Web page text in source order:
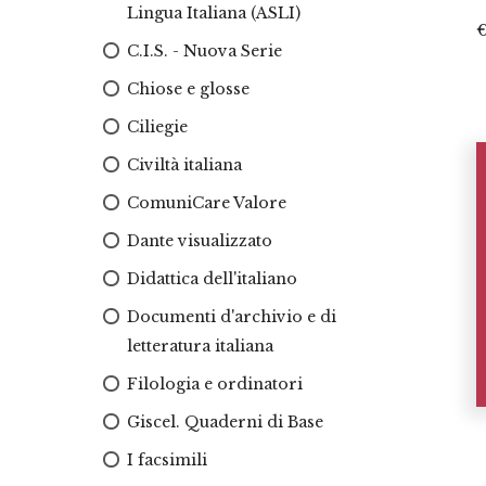
Lingua Italiana (ASLI)
C.I.S. - Nuova Serie
Chiose e glosse
Ciliegie
Civiltà italiana
ComuniCare Valore
Dante visualizzato
Didattica dell'italiano
Documenti d'archivio e di
letteratura italiana
Filologia e ordinatori
Giscel. Quaderni di Base
I facsimili
€